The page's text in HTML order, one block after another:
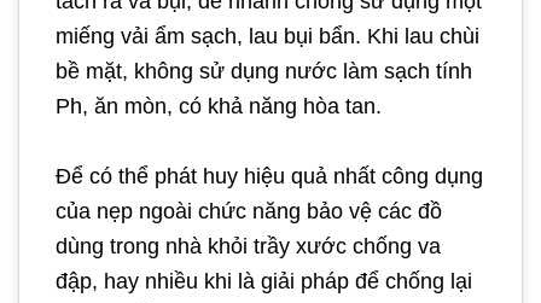
miếng vải ẩm sạch, lau bụi bẩn. Khi lau chùi
bề mặt, không sử dụng nước làm sạch tính
Ph, ăn mòn, có khả năng hòa tan.
Để có thể phát huy hiệu quả nhất công dụng
của nẹp ngoài chức năng bảo vệ các đồ
dùng trong nhà khỏi trầy xước chống va
đập, hay nhiều khi là giải pháp để chống lại